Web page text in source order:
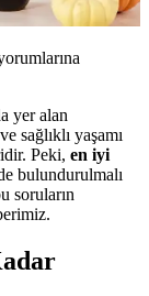
yer alan
sağlıklı yaşamı
Peki, en iyi
bulundurulmalı
soruların